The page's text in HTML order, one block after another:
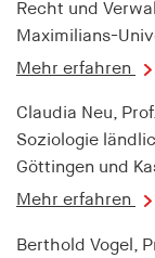
Recht und
Maximilians-
Mehr erfahren
Claudia Neu,
Soziologie
Göttingen und
Mehr erfahren
Berthold Vogel,